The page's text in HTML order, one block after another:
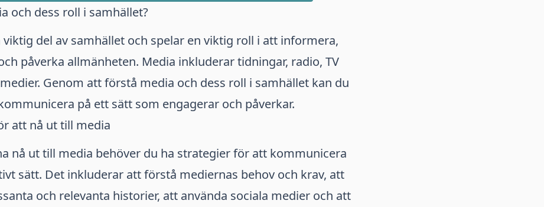
och dess roll i samhället?
viktig del av samhället och spelar en viktig roll i att informera,
påverka allmänheten. Media inkluderar tidningar, radio, TV
Genom att förstå media och dess roll i samhället kan du
på ett sätt som engagerar och påverkar.
att nå ut till media
nå ut till media behöver du ha strategier för att kommunicera
sätt. Det inkluderar att förstå mediernas behov och krav, att
och relevanta historier, att använda sociala medier och att